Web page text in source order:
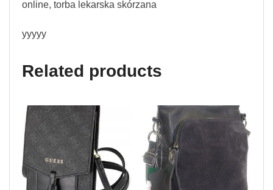
online, torba lekarska skórzana
yyyyy
Related products